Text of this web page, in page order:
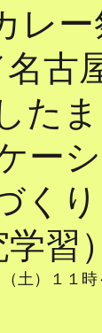
レ
古
た
ーシ
く
習
）１１時